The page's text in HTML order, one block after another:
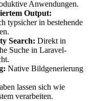
Anwendungen.
Output:
typsicher in bestehende
Search: Direkt in
Suche in Laravel-
Native Bildgenerierung
lassen sich wie
verarbeiten.